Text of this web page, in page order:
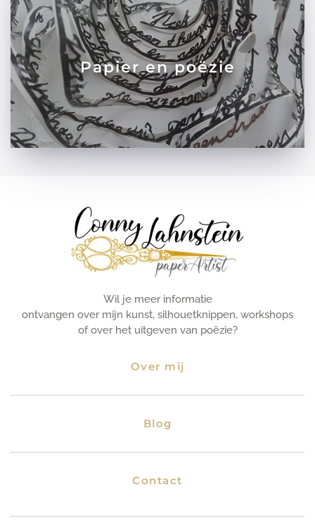
Papier en poëzie
Wil je meer informatie
ontvangen over mijn kunst, silhouetknippen, workshops
of over het uitgeven van poëzie?
Over mij
Blog
Contact